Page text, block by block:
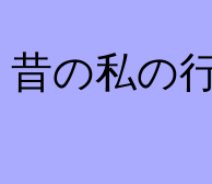
昔の私の